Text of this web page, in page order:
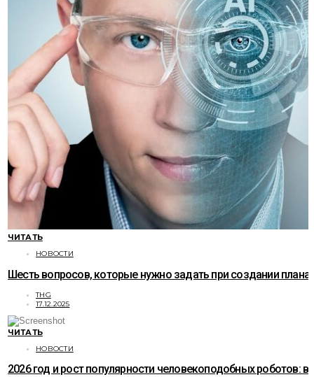
ЧИТАТЬ
НОВОСТИ
Шесть вопросов, которые нужно задать при создании
THG
17.12.2025
ЧИТАТЬ
НОВОСТИ
2026 год и рост популярности человекоподобных роботов: